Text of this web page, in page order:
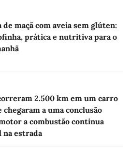
de maçã com aveia sem glúten:
prática e nutritiva para o
2.500 km em um carro
a uma conclusão
a combustão continua
estrada